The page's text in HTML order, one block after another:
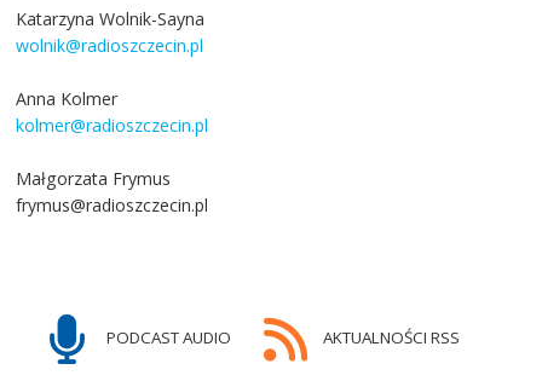
Katarzyna Wolnik-Sayna
wolnik@radioszczecin.pl
Anna Kolmer
kolmer@radioszczecin.pl
Małgorzata Frymus
frymus@radioszczecin.pl
PODCAST AUDIO AKTUALNOŚCI RSS